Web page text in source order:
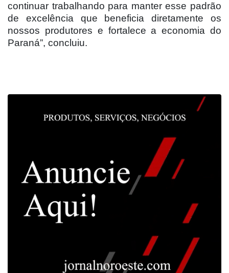
continuar trabalhando para manter esse padrão
de excelência que beneficia diretamente os
nossos produtores e fortalece a economia do
Paraná”, concluiu.